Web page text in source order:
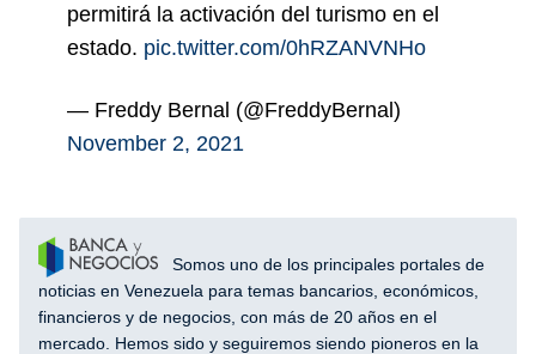
permitirá la activación del turismo en el
estado. pic.twitter.com/0hRZANVNHo
— Freddy Bernal (@FreddyBernal)
November 2, 2021
Somos uno de los principales portales de
noticias en Venezuela para temas bancarios, económicos,
financieros y de negocios, con más de 20 años en el
mercado. Hemos sido y seguiremos siendo pioneros en la